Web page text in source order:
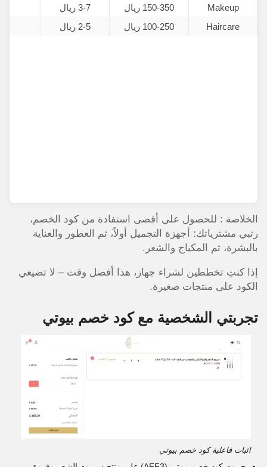
Makeup
150-350 ريال 3-7 ريال
Haircare
100-250 ريال 2-5 ريال
الخلاصة : للحصول على أقصى استفادة من كود الخصم،
رتبي مشترياتك: أجهزة التجميل أولاً، ثم العطور والعناية
بالبشرة، ثم المكياج والشعر.
إذا كنتِ تخططين لشراء جهاز، هذا أفضل وقت – لا تضيعي
الكود على منتجات صغيرة.
تجربتي الشخصية مع كود خصم بيوتي
اثبات فاعلية كود خصم بيوتي